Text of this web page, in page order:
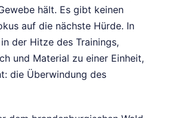
hält. Es gibt keinen
auf die nächste Hürde. In
der Hitze des Trainings,
und Material zu einer Einheit,
die Überwindung des